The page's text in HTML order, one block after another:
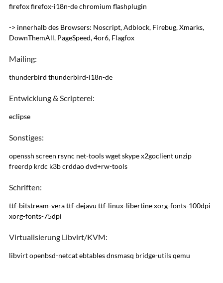
firefox firefox-i18n-de chromium flashplugin
-> innerhalb des Browsers: Noscript, Adblock, Firebug, Xmarks,
DownThemAll, PageSpeed, 4or6, Flagfox
Mailing:
thunderbird thunderbird-i18n-de
Entwicklung & Scripterei:
eclipse
Sonstiges:
openssh screen rsync net-tools wget skype x2goclient unzip
freerdp krdc k3b crddao dvd+rw-tools
Schriften:
ttf-bitstream-vera ttf-dejavu ttf-linux-libertine xorg-fonts-100dpi
xorg-fonts-75dpi
Virtualisierung Libvirt/KVM:
libvirt openbsd-netcat ebtables dnsmasq bridge-utils qemu